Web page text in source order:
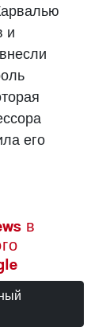
и
его
в